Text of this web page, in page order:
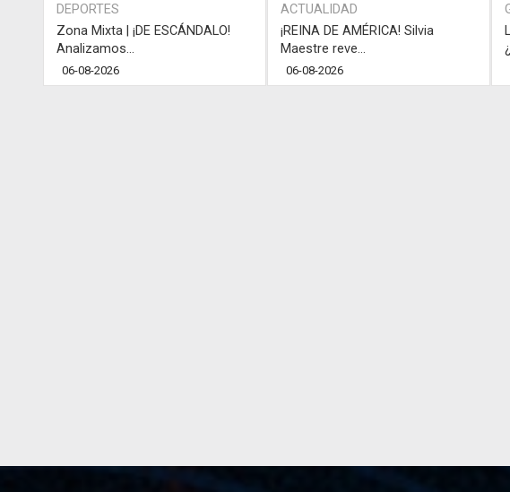
DEPORTES
Zona Mixta | ¡DE ESCÁNDALO!
Analizamos...
06-08-2026
ACTUALIDAD
¡REINA DE AMÉRICA! Silvia
Maestre reve...
06-08-2026